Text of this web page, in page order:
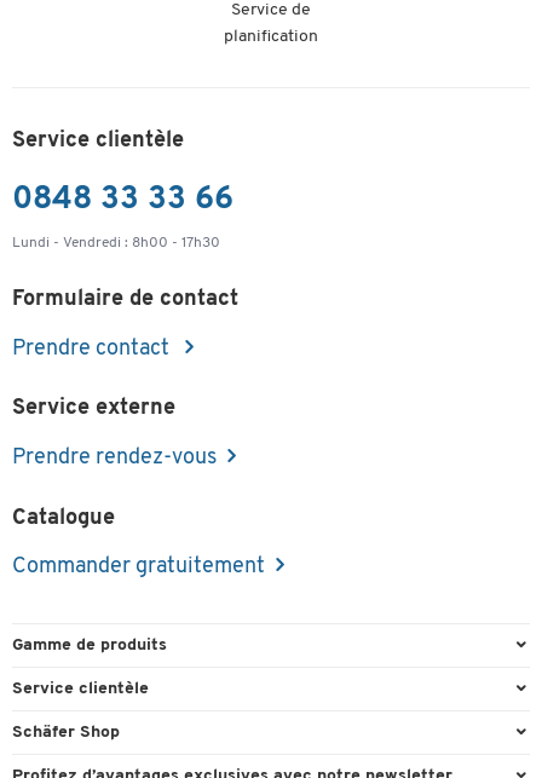
Service de
planification
Service clientèle
0848 33 33 66
Lundi - Vendredi : 8h00 - 17h30
Formulaire de contact
Prendre contact
Service externe
Prendre rendez-vous
Catalogue
Commander gratuitement
Gamme de produits
Emballage et expédition
Service clientèle
Commande directe
Schäfer Shop
Experts en environnement de travail